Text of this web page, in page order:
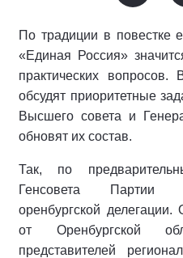
По традиции в повестке
«Единая Россия»
практических
обсудят приоритетные
Высшего совета и
обновят их состав.
Так, по
Генсовета Партии
оренбургской
от Оренбургской
представителей